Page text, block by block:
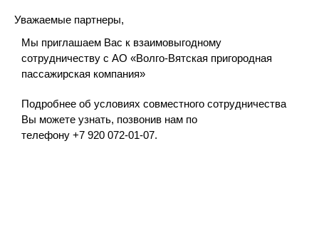
Уважаемые партнеры,
Мы приглашаем Вас к взаимовыгодному
сотрудничеству с АО «Волго-Вятская пригородная
пассажирская компания»
Подробнее об условиях совместного сотрудничества
Вы можете узнать, позвонив нам по
телефону +7 920 072-01-07.